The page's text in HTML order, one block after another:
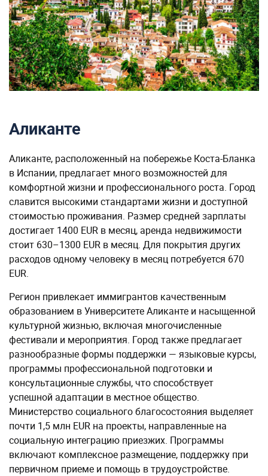
Аликанте
Аликанте, расположенный на побережье Коста-Бланка
в Испании, предлагает много возможностей для
комфортной жизни и профессионального роста. Город
славится высокими стандартами жизни и доступной
стоимостью проживания. Размер средней зарплаты
достигает 1400 EUR в месяц, аренда недвижимости
стоит 630–1300 EUR в месяц. Для покрытия других
расходов одному человеку в месяц потребуется 670
EUR.
Регион привлекает иммигрантов качественным
образованием в Университете Аликанте и насыщенной
культурной жизнью, включая многочисленные
фестивали и мероприятия. Город также предлагает
разнообразные формы поддержки — языковые курсы,
программы профессиональной подготовки и
консультационные службы, что способствует
успешной адаптации в местное общество.
Министерство социального благосостояния выделяет
почти 1,5 млн EUR на проекты, направленные на
социальную интеграцию приезжих. Программы
включают комплексное размещение, поддержку при
первичном приеме и помощь в трудоустройстве.